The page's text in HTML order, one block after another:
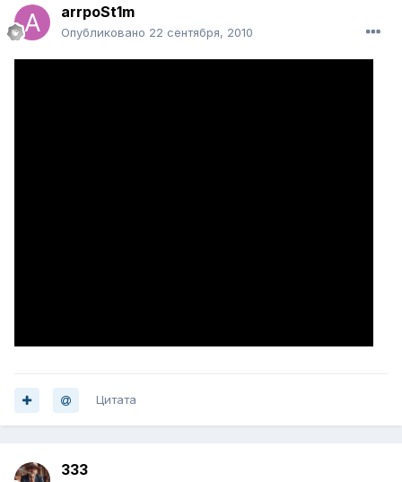
arrpoSt1m
Опубликовано 22 сентября, 2010
Цитата
333